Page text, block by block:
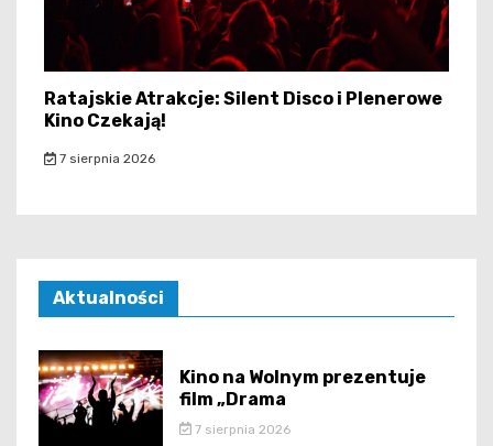
Ratajskie Atrakcje: Silent Disco i Plenerowe
Kino Czekają!
7 sierpnia 2026
Aktualności
Kino na Wolnym prezentuje
film „Drama
7 sierpnia 2026